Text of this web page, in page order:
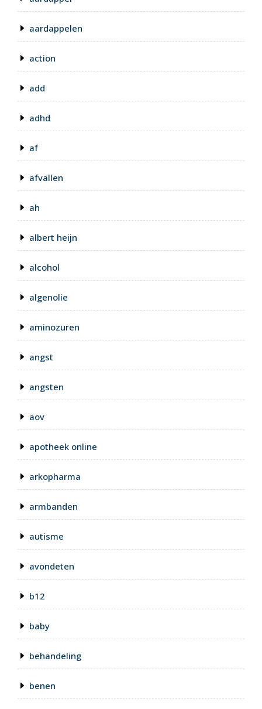
aardappelen
action
add
adhd
af
afvallen
ah
albert heijn
alcohol
algenolie
aminozuren
angst
angsten
aov
apotheek online
arkopharma
armbanden
autisme
avondeten
b12
baby
behandeling
benen